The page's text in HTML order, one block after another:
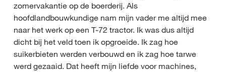
zomervakantie op de boerderij. Als
hoofdlandbouwkundige nam mijn vader me altijd mee
naar het werk op een T-72 tractor. Ik was dus altijd
dicht bij het veld toen ik opgroeide. Ik zag hoe
suikerbieten werden verbouwd en ik zag hoe tarwe
werd gezaaid. Dat heeft mijn liefde voor machines,